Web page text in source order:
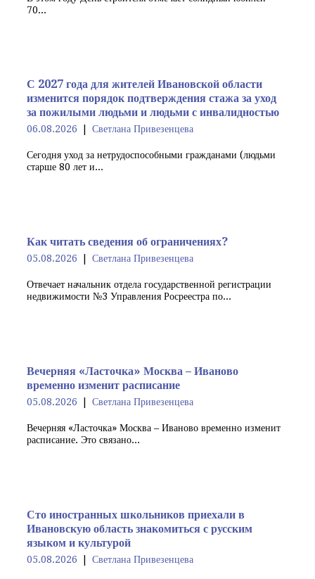
70...
С 2027 года для жителей Ивановской области
изменится порядок подтверждения стажа за уход
за пожилыми людьми и людьми с инвалидностью
06.08.2026 Светлана Привезенцева
Сегодня уход за нетрудоспособными гражданами (людьми
старше 80 лет и...
Как читать сведения об ограничениях?
05.08.2026 Светлана Привезенцева
Отвечает начальник отдела государственной регистрации
недвижимости №3 Управления Росреестра по...
Вечерняя «Ласточка» Москва – Иваново
временно изменит расписание
05.08.2026 Светлана Привезенцева
Вечерняя «Ласточка» Москва – Иваново временно изменит
расписание. Это связано...
Сто иностранных школьников приехали в
Ивановскую область знакомиться с русским
языком и культурой
05.08.2026 Светлана Привезенцева